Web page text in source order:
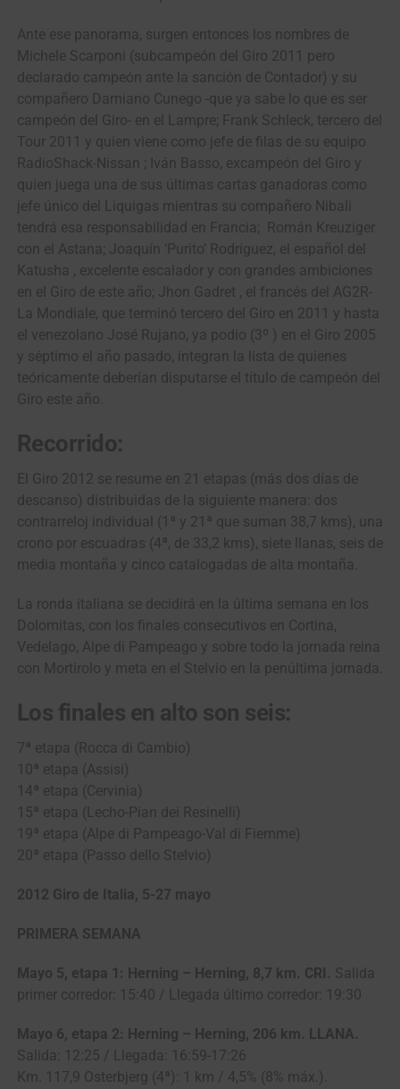
Ante ese panorama, surgen entonces los nombres de
Michele Scarponi (subcampeón del Giro 2011 pero
declarado campeón ante la sanción de Contador) y su
compañero Damiano Cunego -que ya sabe lo que es ser
campeón del Giro- en el Lampre; Frank Schleck, tercero del
Tour 2011 y quien viene como jefe de filas de su equipo
RadioShack-Nissan ; Iván Basso, excampeón del Giro y
quien juega una de sus últimas cartas ganadoras como
jefe único del Liquigas mientras su compañero Nibali
tendrá esa responsabilidad en Francia; Román Kreuziger
con el Astana; Joaquín ‘Purito’ Rodríguez, el español del
Katusha , excelente escalador y con grandes ambiciones
en el Giro de este año; Jhon Gadret , el francés del AG2R-
La Mondiale, que terminó tercero del Giro en 2011 y hasta
el venezolano José Rujano, ya podio (3º ) en el Giro 2005
y séptimo el año pasado, integran la lista de quienes
teóricamente deberían disputarse el título de campeón del
Giro este año.
Recorrido:
El Giro 2012 se resume en 21 etapas (más dos días de
descanso) distribuidas de la siguiente manera: dos
contrarreloj individual (1ª y 21ª que suman 38,7 kms), una
crono por escuadras (4ª, de 33,2 kms), siete llanas, seis de
media montaña y cinco catalogadas de alta montaña.
La ronda italiana se decidirá en la última semana en los
Dolomitas, con los finales consecutivos en Cortina,
Vedelago, Alpe di Pampeago y sobre todo la jornada reina
con Mortirolo y meta en el Stelvio en la penúltima jornada.
Los finales en alto son seis:
7ª etapa (Rocca di Cambio)
10ª etapa (Assisi)
14ª etapa (Cervinia)
15ª etapa (Lecho-Pian dei Resinelli)
19ª etapa (Alpe di Pampeago-Val di Fiemme)
20ª etapa (Passo dello Stelvio)
2012 Giro de Italia, 5-27 mayo
PRIMERA SEMANA
Mayo 5, etapa 1: Herning – Herning, 8,7 km. CRI. Salida
primer corredor: 15:40 / Llegada último corredor: 19:30
Mayo 6, etapa 2: Herning – Herning, 206 km. LLANA.
Salida: 12:25 / Llegada: 16:59-17:26
Km. 117,9 Osterbjerg (4ª): 1 km / 4,5% (8% máx.).